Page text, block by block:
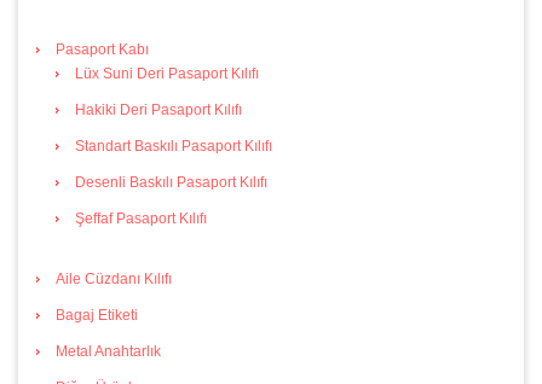
Pasaport Kabı
Lüx Suni Deri Pasaport Kılıfı
Hakiki Deri Pasaport Kılıfı
Standart Baskılı Pasaport Kılıfı
Desenli Baskılı Pasaport Kılıfı
Şeffaf Pasaport Kılıfı
Aile Cüzdanı Kılıfı
Bagaj Etiketi
Metal Anahtarlık